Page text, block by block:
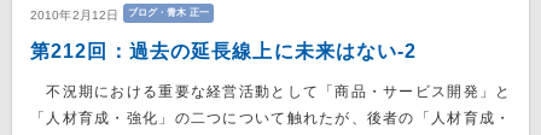
2010年2月12日 ブログ・青木 正一
第212回：過去の延長線上に未来はない-2
不況期における重要な経営活動として「商品・サービス開発」と
「人材育成・強化」の二つについて触れたが、後者の「人材育成・